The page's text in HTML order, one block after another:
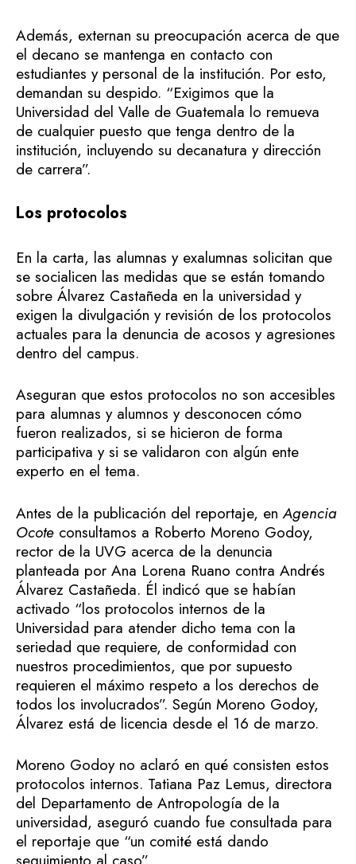
Además, externan su preocupación acerca de que
el decano se mantenga en contacto con
estudiantes y personal de la institución. Por esto,
demandan su despido. “Exigimos que la
Universidad del Valle de Guatemala lo remueva
de cualquier puesto que tenga dentro de la
institución, incluyendo su decanatura y dirección
de carrera”.
Los protocolos
En la carta, las alumnas y exalumnas solicitan que
se socialicen las medidas que se están tomando
sobre Álvarez Castañeda en la universidad y
exigen la divulgación y revisión de los protocolos
actuales para la denuncia de acosos y agresiones
dentro del campus.
Aseguran que estos protocolos no son accesibles
para alumnas y alumnos y desconocen cómo
fueron realizados, si se hicieron de forma
participativa y si se validaron con algún ente
experto en el tema.
Antes de la publicación del reportaje, enAgencia
Ocote consultamos a Roberto Moreno Godoy,
rector de la UVG acerca de la denuncia
planteada por Ana Lorena Ruano contra Andrés
Álvarez Castañeda. Él indicó que se habían
activado “los protocolos internos de la
Universidad para atender dicho tema con la
seriedad que requiere, de conformidad con
nuestros procedimientos, que por supuesto
requieren el máximo respeto a los derechos de
todos los involucrados”. Según Moreno Godoy,
Álvarez está de licencia desde el 16 de marzo.
Moreno Godoy no aclaró en qué consisten estos
protocolos internos. Tatiana Paz Lemus, directora
del Departamento de Antropología de la
universidad, aseguró cuando fue consultada para
el reportaje que “un comité está dando